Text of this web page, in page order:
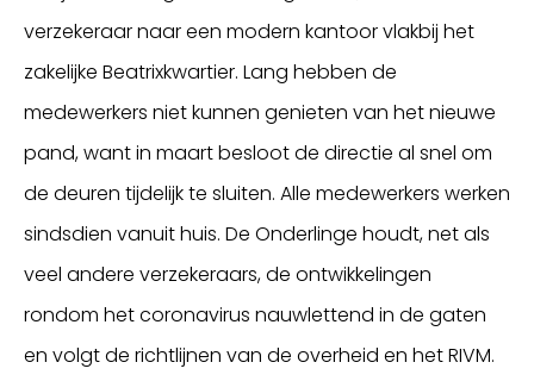
verzekeraar naar een modern kantoor vlakbij het
zakelijke Beatrixkwartier. Lang hebben de
medewerkers niet kunnen genieten van het nieuwe
pand, want in maart besloot de directie al snel om
de deuren tijdelijk te sluiten. Alle medewerkers werken
sindsdien vanuit huis. De Onderlinge houdt, net als
veel andere verzekeraars, de ontwikkelingen
rondom het coronavirus nauwlettend in de gaten
en volgt de richtlijnen van de overheid en het RIVM.